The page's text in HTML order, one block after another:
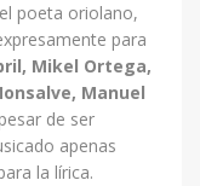
poeta oriolano,
para
Mikel Ortega,
Manuel
de ser
apenas
la lírica.